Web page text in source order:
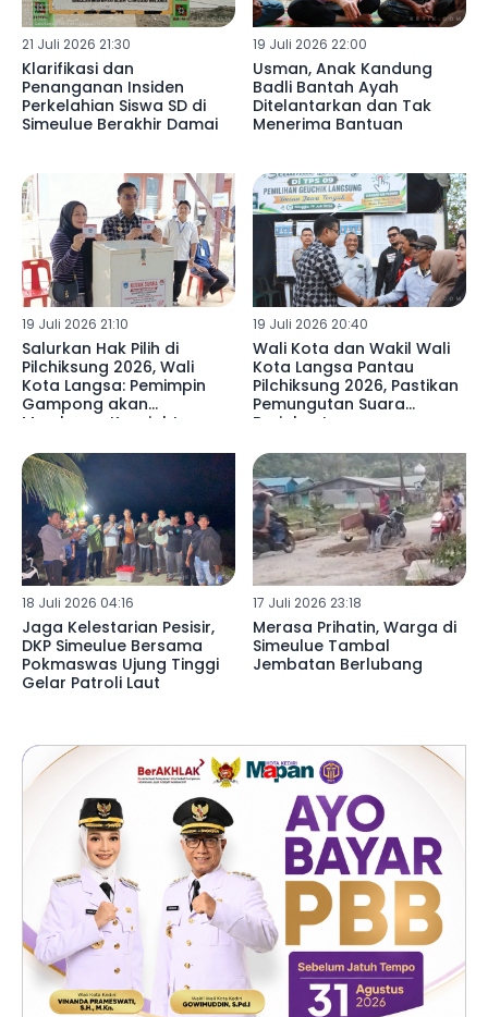
21 Juli 2026 21:30
Klarifikasi dan
Penanganan Insiden
Perkelahian Siswa SD di
Simeulue Berakhir Damai
19 Juli 2026 22:00
Usman, Anak Kandung
Badli Bantah Ayah
Ditelantarkan dan Tak
Menerima Bantuan
19 Juli 2026 21:10
Salurkan Hak Pilih di
Pilchiksung 2026, Wali
Kota Langsa: Pemimpin
Gampong akan
Membawa Kesejahteraan
19 Juli 2026 20:40
Wali Kota dan Wakil Wali
Kota Langsa Pantau
Pilchiksung 2026, Pastikan
Pemungutan Suara
Berjalan Lancar
18 Juli 2026 04:16
Jaga Kelestarian Pesisir,
DKP Simeulue Bersama
Pokmaswas Ujung Tinggi
Gelar Patroli Laut
17 Juli 2026 23:18
Merasa Prihatin, Warga di
Simeulue Tambal
Jembatan Berlubang